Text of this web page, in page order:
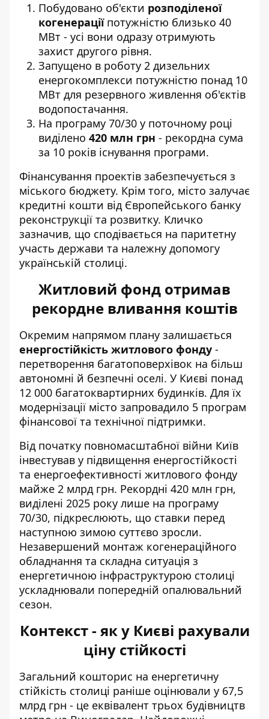
Побудовано об'єкти розподіленої
когенераціїпотужністю близько 40
МВт - усі вони одразу отримують
захист другого рівня.
Запущено в роботу 2 дизельних
енергокомплекси потужністю понад 10
МВт для резервного живлення об'єктів
водопостачання.
На програму 70/30 у поточному році
виділено 420 млн грн - рекордна сума
за 10 років існування програми.
Фінансування проектів забезпечується з
міського бюджету. Крім того, місто залучає
кредитні кошти від Європейського банку
реконструкції та розвитку. Кличко
зазначив, що сподівається на паритетну
участь держави та належну допомогу
українській столиці.
Житловий фонд отримав
рекордне вливання коштів
Окремим напрямом плану залишається
енергостійкість житлового фонду -
перетворення багатоповерхівок на більш
автономні й безпечні оселі. У Києві понад
12 000 багатоквартирних будинків. Для їх
модернізації місто запровадило 5 програм
фінансової та технічної підтримки.
Від початку повномасштабної війни Київ
інвестував у підвищення енергостійкості
та енергоефективності житлового фонду
майже 2 млрд грн. Рекордні 420 млн грн,
виділені 2025 року лише на програму
70/30, підкреслюють, що ставки перед
наступною зимою суттєво зросли.
Незавершений монтаж когенераційного
обладнання та складна ситуація з
енергетичною інфраструктурою столиці
ускладнювали попередній опалювальний
сезон.
Контекст - як у Києві рахували
ціну стійкості
Загальний кошторис на енергетичну
стійкість столиці раніше оцінювали у 67,5
млрд грн - це еквівалент трьох будівництв